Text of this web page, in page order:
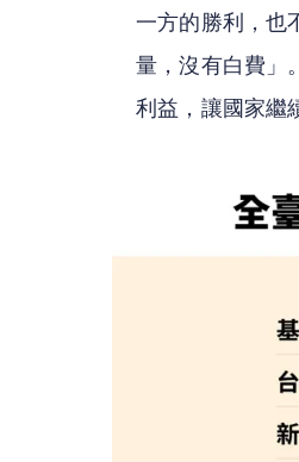
一方的勝利，也
量，沒有白費」
利益，讓國家繼